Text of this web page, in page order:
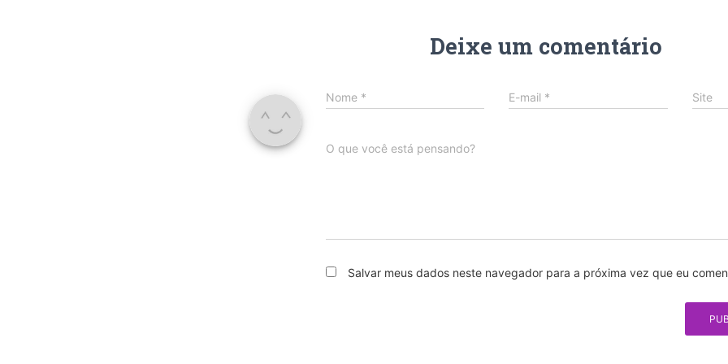
Deixe um comentário
Nome * E-mail * Site
O que você está pensando?
Salvar meus dados neste navegador para a próxima vez que eu